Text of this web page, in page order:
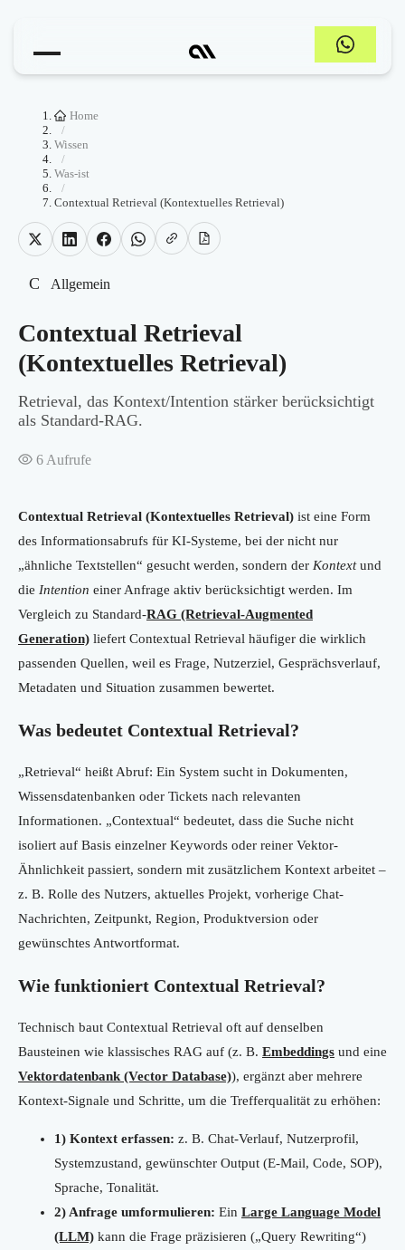
Home
/
Wissen
/
Was-ist
/
Contextual Retrieval (Kontextuelles Retrieval)
C Allgemein
Contextual Retrieval
(Kontextuelles Retrieval)
Retrieval, das Kontext/Intention stärker berücksichtigt
als Standard-RAG.
6 Aufrufe
Contextual Retrieval (Kontextuelles Retrieval) ist eine Form
des Informationsabrufs für KI-Systeme, bei der nicht nur
„ähnliche Textstellen“ gesucht werden, sondern der Kontextund
die Intention einer Anfrage aktiv berücksichtigt werden. Im
Vergleich zu Standard-RAG (Retrieval-Augmented
Generation) liefert Contextual Retrieval häufiger die wirklich
passenden Quellen, weil es Frage, Nutzerziel, Gesprächsverlauf,
Metadaten und Situation zusammen bewertet.
Was bedeutet Contextual Retrieval?
„Retrieval“ heißt Abruf: Ein System sucht in Dokumenten,
Wissensdatenbanken oder Tickets nach relevanten
Informationen. „Contextual“ bedeutet, dass die Suche nicht
isoliert auf Basis einzelner Keywords oder reiner Vektor-
Ähnlichkeit passiert, sondern mit zusätzlichem Kontext arbeitet –
z. B. Rolle des Nutzers, aktuelles Projekt, vorherige Chat-
Nachrichten, Zeitpunkt, Region, Produktversion oder
gewünschtes Antwortformat.
Wie funktioniert Contextual Retrieval?
Technisch baut Contextual Retrieval oft auf denselben
Bausteinen wie klassisches RAG auf (z. B. Embeddings und eine
Vektordatenbank (Vector Database)), ergänzt aber mehrere
Kontext-Signale und Schritte, um die Trefferqualität zu erhöhen:
1) Kontext erfassen: z. B. Chat-Verlauf, Nutzerprofil,
Systemzustand, gewünschter Output (E-Mail, Code, SOP),
Sprache, Tonalität.
2) Anfrage umformulieren: Ein Large Language Model
(LLM) kann die Frage präzisieren („Query Rewriting“)